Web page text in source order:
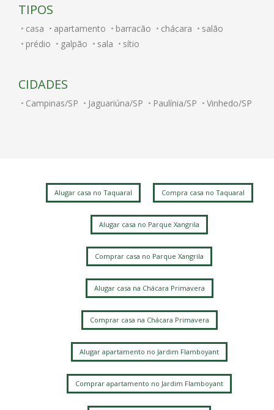
TIPOS
casa apartamento barracão chácara
salão
prédio
galpão sala sítio
CIDADES
Campinas/SP Jaguariúna/SP Paulínia/SP Vinhedo/SP
Alugar casa no Taquaral Compra casa no Taquaral
Alugar casa no Parque Xangrila
Comprar casa no Parque Xangrila
Alugar casa na Chácara Primavera
Comprar casa na Chácara Primavera
Alugar apartamento no Jardim Flamboyant
Comprar apartamento no Jardim Flamboyant